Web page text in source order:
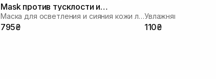
Mask против тусклости и
неровного тона 50 мл
Маска для осветления и сияния кожи лица
795₴
Увлажняющая
110₴